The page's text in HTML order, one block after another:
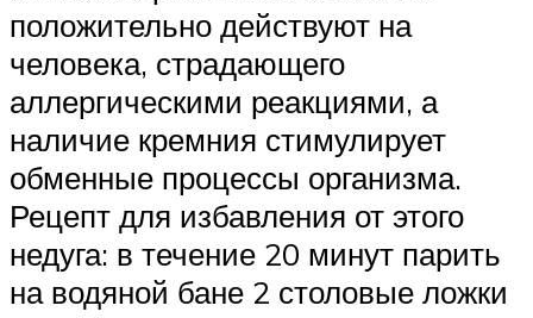
положительно действуют на
человека, страдающего
аллергическими реакциями, а
наличие кремния стимулирует
обменные процессы организма.
Рецепт для избавления от этого
недуга: в течение 20 минут парить
на водяной бане 2 столовые ложки